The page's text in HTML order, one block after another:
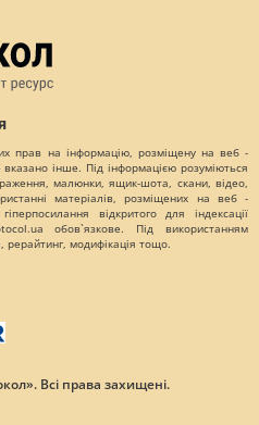
прав на інформацію, розміщену на веб -
інше. Під інформацією розуміються
малюнки, ящик-шота, скани, відео,
матеріалів, розміщених на веб -
відкритого для індексації
обов`язкове. Під використанням
рерайтинг, модифікація тощо.
Всі права захищені.